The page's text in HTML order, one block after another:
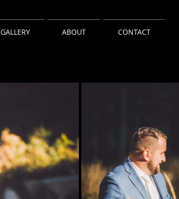
GALLERY ABOUT CONTACT